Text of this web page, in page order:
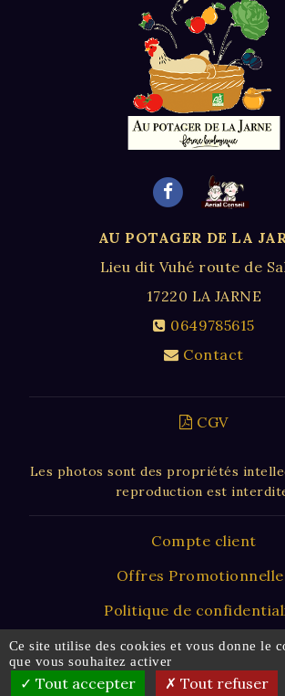
AU POTAGER DE LA
Lieu dit Vuhé route de
17220 LA JARNE
0649785615
Contact
CGV
Les photos sont des propriétés
reproduction est
Compte client
Offres
Politique de
Plan du site
Mentions légales
Ce site utilise des cookies et vous donne le
que vous souhaitez activer
Tout accepter Tout refuser